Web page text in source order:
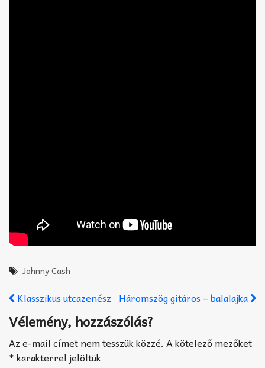
Johnny Cash
Klasszikus utcazenész Háromszög gitáros – balalajka
Vélemény, hozzászólás?
Az e-mail címet nem tesszük közzé. A kötelező mezőket
*karakterrel jelöltük